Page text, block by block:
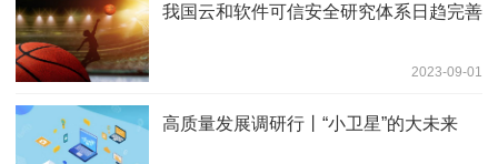
我国云和软件可信安全研究体系日趋完善
2023-09-01
高质量发展调研行丨“小卫星”的大未来